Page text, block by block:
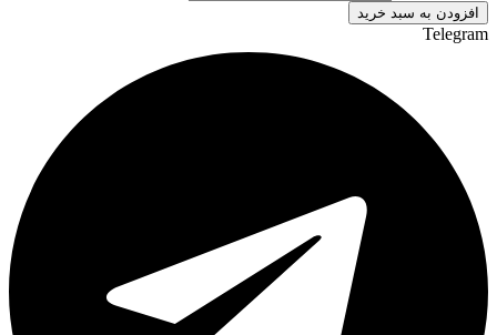
افزودن به سبد خرید
Telegram